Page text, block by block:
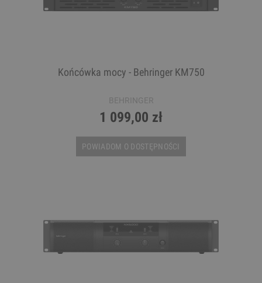
Końcówka mocy - Behringer KM750
BEHRINGER
1 099,00 zł
POWIADOM O DOSTĘPNOŚCI